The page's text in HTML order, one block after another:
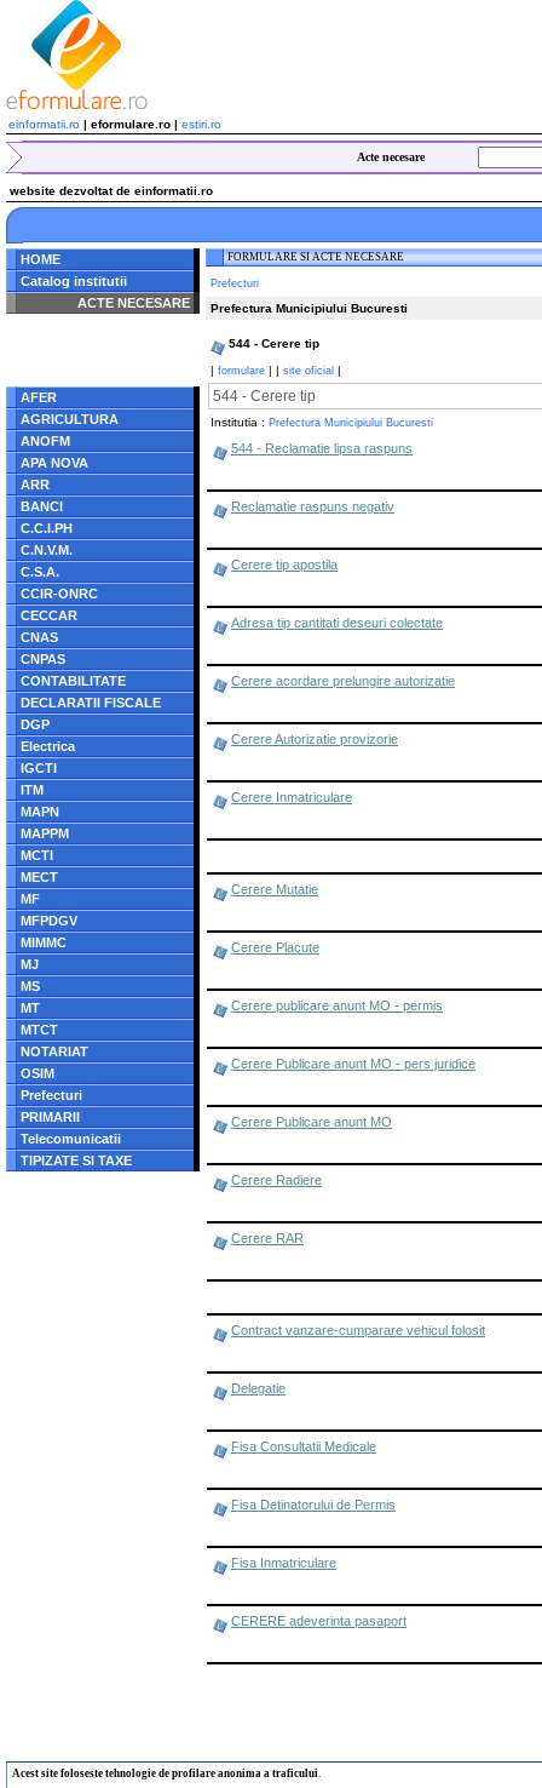
einformatii.ro | eformulare.ro | estiri.ro
Acte necesare
website dezvoltat de einformatii.ro
HOME
Catalog institutii
ACTE NECESARE
/home/eformulare.ro/public_html/navigare/stanga.php
AFER
AGRICULTURA
ANOFM
APA NOVA
ARR
BANCI
C.C.I.PH
C.N.V.M.
C.S.A.
CCIR-ONRC
CECCAR
CNAS
CNPAS
CONTABILITATE
DECLARATII FISCALE
DGP
Electrica
IGCTI
ITM
MAPN
MAPPM
MCTI
MECT
MF
MFPDGV
MIMMC
MJ
MS
MT
MTCT
NOTARIAT
OSIM
Prefecturi
PRIMARII
Telecomunicatii
TIPIZATE SI TAXE
FORMULARE SI ACTE NECESARE
Prefecturi
Prefectura Municipiului Bucuresti
544 - Cerere tip
| formulare | | site oficial |
544 - Cerere tip
Institutia : Prefectura Municipiului Bucuresti
544 - Reclamatie lipsa raspuns
Reclamatie raspuns negativ
Cerere tip apostila
Adresa tip cantitati deseuri colectate
Cerere acordare prelungire autorizatie
Cerere Autorizatie provizorie
Cerere Inmatriculare
Cerere Mutatie
Cerere Placute
Cerere publicare anunt MO - permis
Cerere Publicare anunt MO - pers juridice
Cerere Publicare anunt MO
Cerere Radiere
Cerere RAR
Contract vanzare-cumparare vehicul folosit
Delegatie
Fisa Consultatii Medicale
Fisa Detinatorului de Permis
Fisa Inmatriculare
CERERE adeverinta pasaport
Acest site foloseste tehnologie de profilare anonima a traficului.